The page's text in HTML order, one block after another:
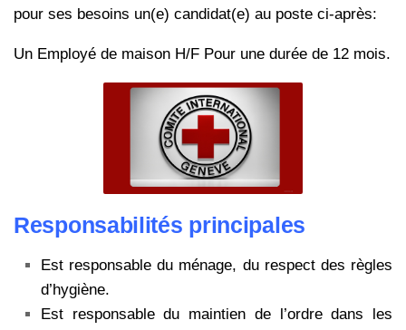
pour ses besoins un(e) candidat(e) au poste ci-après:
Un Employé de maison H/F Pour une durée de 12 mois.
Responsabilités principales
Est responsable du ménage, du respect des règles
d’hygiène.
Est responsable du maintien de l’ordre dans les